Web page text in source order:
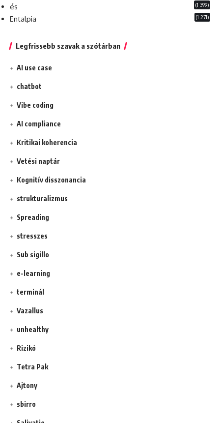
és (1 399)
Entalpia (1 271)
Legfrissebb szavak a szótárban
AI use case
chatbot
Vibe coding
AI compliance
Kritikai koherencia
Vetési naptár
Kognitív disszonancia
strukturalizmus
Spreading
stresszes
Sub sigillo
e-learning
terminál
Vazallus
unhealthy
Rizikó
Tetra Pak
Ajtony
sbirro